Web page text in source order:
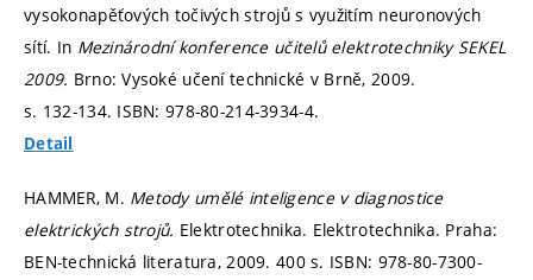
vysokonapěťových točivých strojů s využitím neuronových
sítí. In Mezinárodní konference učitelů elektrotechniky SEKEL
2009. Brno: Vysoké učení technické v Brně, 2009.
s. 132-134. ISBN: 978-80-214-3934-4.
Detail
HAMMER, M. Metody umělé inteligence v diagnostice
elektrických strojů. Elektrotechnika. Elektrotechnika. Praha:
BEN-technická literatura, 2009. 400 s. ISBN: 978-80-7300-